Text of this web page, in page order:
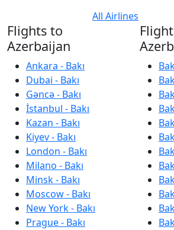
All Airlines
Flights to
Azerbaijan
Ankara - Bakı
Dubai - Bakı
Gəncə - Bakı
İstanbul - Bakı
Kazan - Bakı
Kiyev - Bakı
London - Bakı
Milano - Bakı
Minsk - Bakı
Moscow - Bakı
New York - Bakı
Prague - Bakı